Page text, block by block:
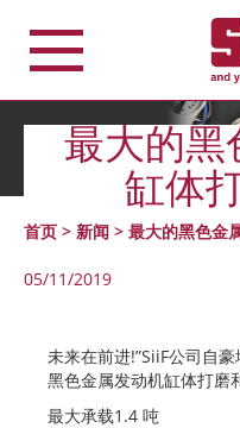
最大的黑
缸体
首页 > 新闻 > 最大的黑色金
05/11/2019
未来在前进!”SiiF公司自豪
黑色金属发动机缸体打磨
最大承载1.4 吨